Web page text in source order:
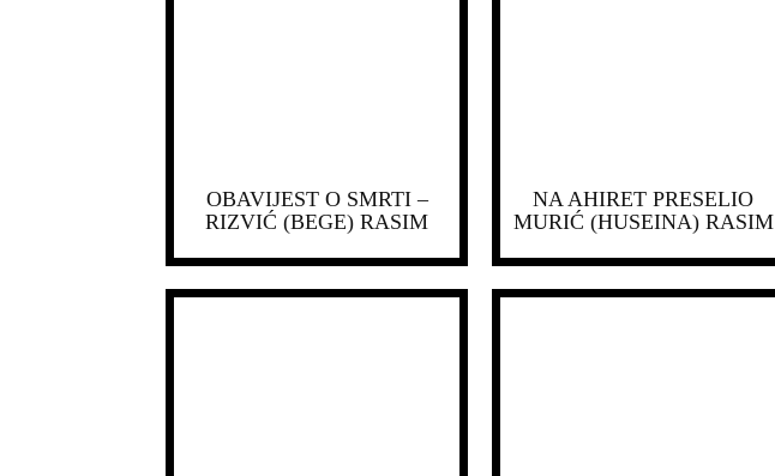
OBAVIJEST O SMRTI –
RIZVIĆ (BEGE) RASIM
NA AHIRET PRESELIO
MURIĆ (HUSEINA) RASIM